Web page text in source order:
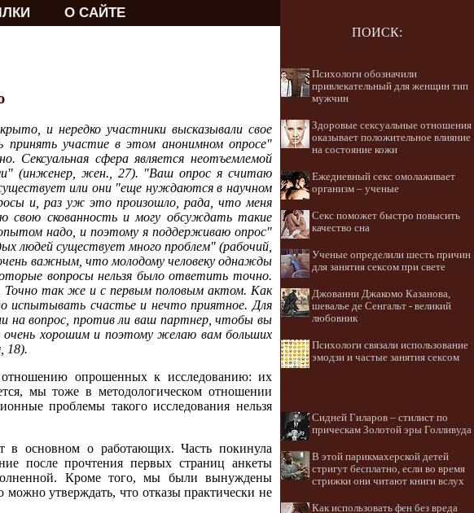
О САЙТЕ
и нередко участники высказывали свое
участие в этом анонимном опросе"
Сексуальная сфера является неотъемлемой
(инженер, жен., 27). "Ваш опрос я считаю
или они "еще нуждаются в научном
и, раз уж это произошло, рада, что меня
свою скованность и могу обсуждать такие
надо, и поэтому я поддерживаю опрос"
людей существует много проблем" (рабочий,
важным, что молодому человеку однажды
вопросы нельзя было ответить точно.
Точно так же и с первым половым актом. Как
испытывать счастье и нечто приятное. Для
на вопрос, против ли ваш партнер, чтобы вы
очень хорошим и поэтому желаю вам больших
18).
отношению опрошенных к исследованию: их
мы тоже в методологическом отношении
проблемы такого исследования нельзя
основном о работающих. Часть покинула
после прочтения первых страниц анкеты
Кроме того, мы были вынуждены
утверждать, что отказы практически не
ПОИСК:
Психологи обозначили
привлекательный для женщин тип
мужчин
Здоровые сексуальные отношения
оказывает положительное влияние
на состояние кожи
Ежедневный секс омолаживает
организм – ученые
Секс поможет быстро повысить
качество сна
Ученые определили шесть причин
для занятия сексом при свете
Джованни Джакомо Казанова,
шевалье де Сенгальт - великий
любовник
Психологи связали использование
эмодзи и частые занятия сексом
Сидней Гиларов – стилист по
прическам Золотой эры Голливуда
В этой парикмахерской детей
стригут бесплатно, если во время
стрижки они читают книги вслух
Как использовать фен без вреда